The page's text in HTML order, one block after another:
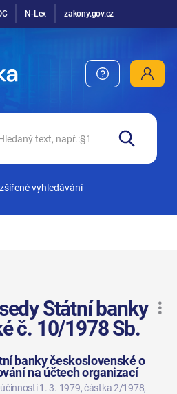
N-Lex zakony.gov.cz
vyhledávání
Státní banky
č. 10/1978 Sb.
banky československé o
na účtech organizací
1. 3. 1979, částka 2/1978,